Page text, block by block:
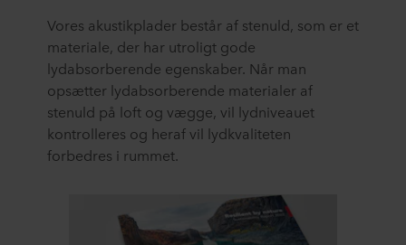
Vores akustikplader består af stenuld, som er et
materiale, der har utroligt gode
lydabsorberende egenskaber. Når man
opsætter lydabsorberende materialer af
stenuld på loft og vægge, vil lydniveauet
kontrolleres og heraf vil lydkvaliteten
forbedres i rummet.